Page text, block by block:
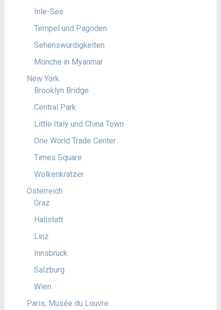
Inle-See
Tempel und Pagoden
Sehenswürdigkeiten
Mönche in Myanmar
New York
Brooklyn Bridge
Central Park
Little Italy und China Town
One World Trade Center
Times Square
Wolkenkratzer
Österreich
Graz
Hallstatt
Linz
Innsbruck
Salzburg
Wien
Paris, Musée du Louvre